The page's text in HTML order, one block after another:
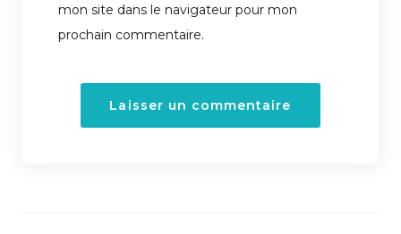
mon site dans le navigateur pour mon
prochain commentaire.